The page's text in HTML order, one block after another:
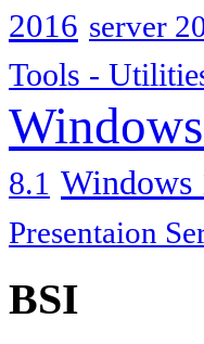
2016 server
Tools -
8.1 Windows
Presentaion
BSI